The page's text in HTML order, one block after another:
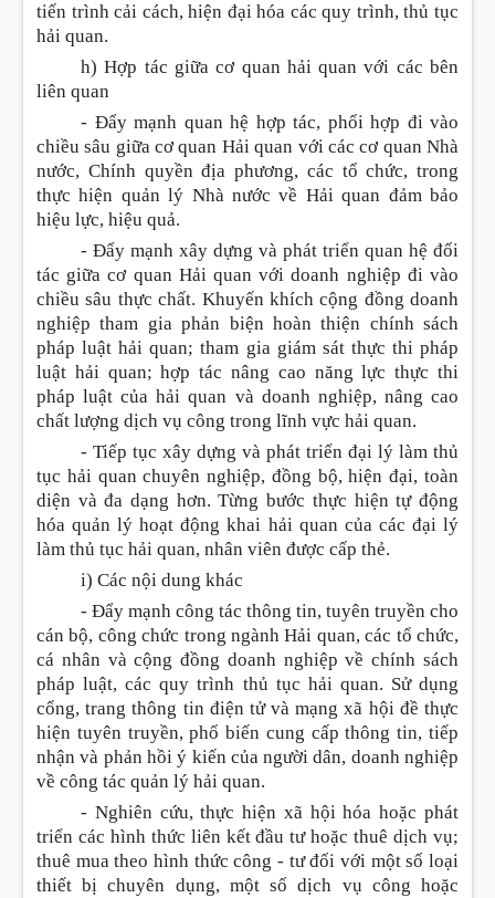
tiến trình cải cách, hiện đại hóa các quy trình, thủ tục
hải quan.
h) Hợp tác giữa cơ quan hải quan với các bên
liên quan
- Đẩy mạnh quan hệ hợp tác, phối hợp đi vào
chiều sâu giữa cơ quan Hải quan với các cơ quan Nhà
nước, Chính quyền địa phương, các tổ chức, trong
thực hiện quản lý Nhà nước về Hải quan đảm bảo
hiệu lực, hiệu quả.
- Đẩy mạnh xây dựng và phát triển quan hệ đối
tác giữa cơ quan Hải quan với doanh nghiệp đi vào
chiều sâu thực chất. Khuyến khích cộng đồng doanh
nghiệp tham gia phản biện hoàn thiện chính sách
pháp luật hải quan; tham gia giám sát thực thi pháp
luật hải quan; hợp tác nâng cao năng lực thực thi
pháp luật của hải quan và doanh nghiệp, nâng cao
chất lượng dịch vụ công trong lĩnh vực hải quan.
- Tiếp tục xây dựng và phát triển đại lý làm thủ
tục hải quan chuyên nghiệp, đồng bộ, hiện đại, toàn
diện và đa dạng hơn. Từng bước thực hiện tự động
hóa quản lý hoạt động khai hải quan của các đại lý
làm thủ tục hải quan, nhân viên được cấp thẻ.
i) Các nội dung khác
- Đẩy mạnh công tác thông tin, tuyên truyền cho
cán bộ, công chức trong ngành Hải quan, các tổ chức,
cá nhân và cộng đồng doanh nghiệp về chính sách
pháp luật, các quy trình thủ tục hải quan. Sử dụng
cổng, trang thông tin điện tử và mạng xã hội đề thực
hiện tuyên truyền, phổ biến cung cấp thông tin, tiếp
nhận và phản hồi ý kiến của người dân, doanh nghiệp
về công tác quản lý hải quan.
- Nghiên cứu, thực hiện xã hội hóa hoặc phát
triển các hình thức liên kết đầu tư hoặc thuê dịch vụ;
thuê mua theo hình thức công - tư đối với một số loại
thiết bị chuyên dụng, một số dịch vụ công hoặc